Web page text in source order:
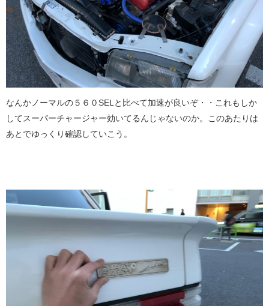
なんかノーマルの５６０SELと比べて加速が良いぞ・・これもしか
してスーパーチャージャー効いてるんじゃないのか。このあたりは
あとでゆっくり確認していこう。